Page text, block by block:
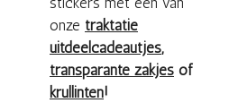
onze traktatie
uitdeelcadeautjes,
transparante zakjes of
krullinten!